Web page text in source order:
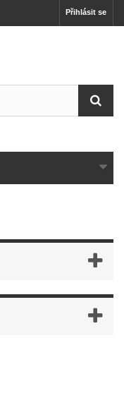
Přihlásit se